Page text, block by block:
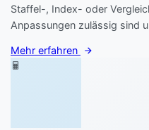
Staffel-, Index- oder
Anpassungen zulässig sind
Mehr erfahren